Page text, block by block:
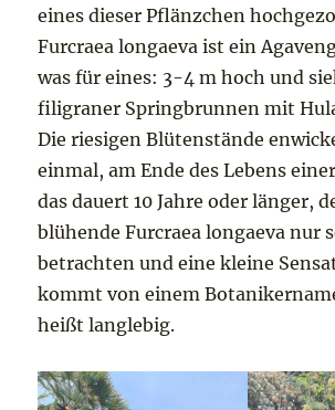
eines dieser Pflänzchen
Furcraea longaeva ist ein
was für eines: 3-4 m hoch und
filigraner Springbrunnen mit
Die riesigen Blütenstände
einmal, am Ende des Lebens
das dauert 10 Jahre oder länger,
blühende Furcraea longaeva nur
betrachten und eine kleine
kommt von einem
heißt langlebig.